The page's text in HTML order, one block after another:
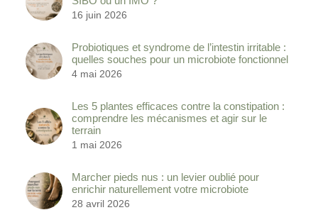
16 juin 2026
Probiotiques et syndrome de l’intestin irritable :
quelles souches pour un microbiote fonctionnel
4 mai 2026
Les 5 plantes efficaces contre la constipation :
comprendre les mécanismes et agir sur le
terrain
1 mai 2026
Marcher pieds nus : un levier oublié pour
enrichir naturellement votre microbiote
28 avril 2026